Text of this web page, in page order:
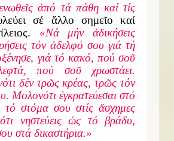
ἀπό τά πάθη καί τίς
σέ ἄλλο σημεῖο καί
«Νά μήν ἀδικήσεις
τόν ἀδελφό σου γιά τή
γιά τό κακό, πού σοῦ
πού σοῦ χρωστάει.
δέν τρῶς κρέας, τρῶς τόν
Μολονότι ἐγκρατεύεσαι στό
τό στόμα σου στίς ἄσχημες
νηστεύεις ὡς τό βράδυ,
στά δικαστήρια.»